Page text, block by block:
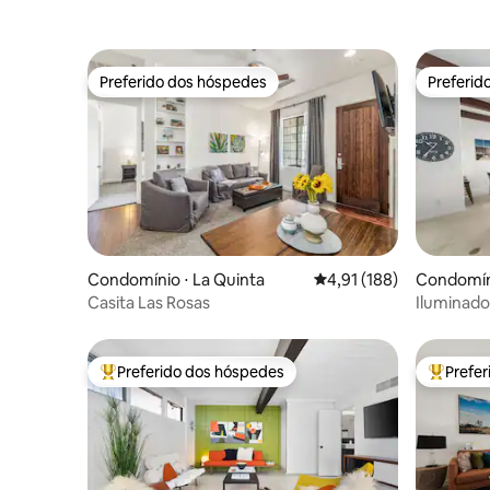
Preferido dos hóspedes
Preferido dos hóspedes
Condomínio ⋅ La Quinta 4,91 de uma avaliação
4,91 (188)
Casita Las Rosas
Entre os melhores preferidos dos hóspedes
Preferido dos hóspedes Entre